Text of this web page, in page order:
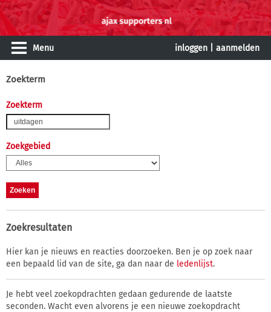
Menu inloggen aanmelden
Zoekterm
Zoekterm
Zoekgebied
Zoekresultaten
Hier kan je nieuws en reacties doorzoeken. Ben je op zoek naar
een bepaald lid van de site, ga dan naar de ledenlijst.
Je hebt veel zoekopdrachten gedaan gedurende de laatste
seconden. Wacht even alvorens je een nieuwe zoekopdracht